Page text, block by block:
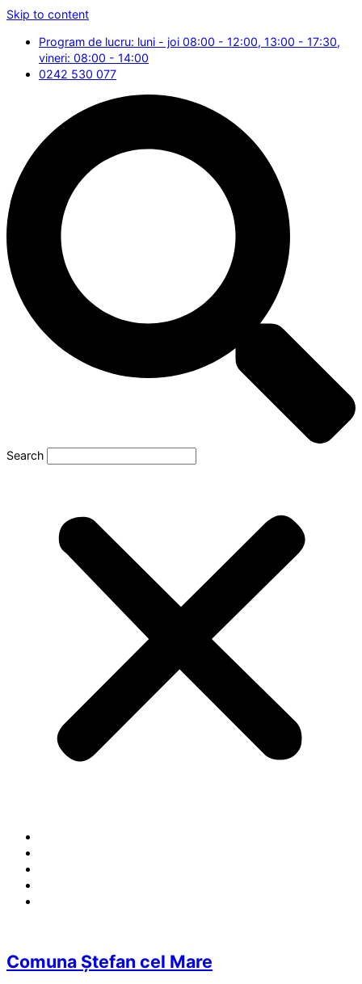
Skip to content
Program de lucru: luni - joi 08:00 - 12:00, 13:00 - 17:30,
vineri: 08:00 - 14:00
0242 530 077
Search
Comuna Ștefan cel Mare